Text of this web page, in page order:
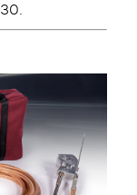
30.